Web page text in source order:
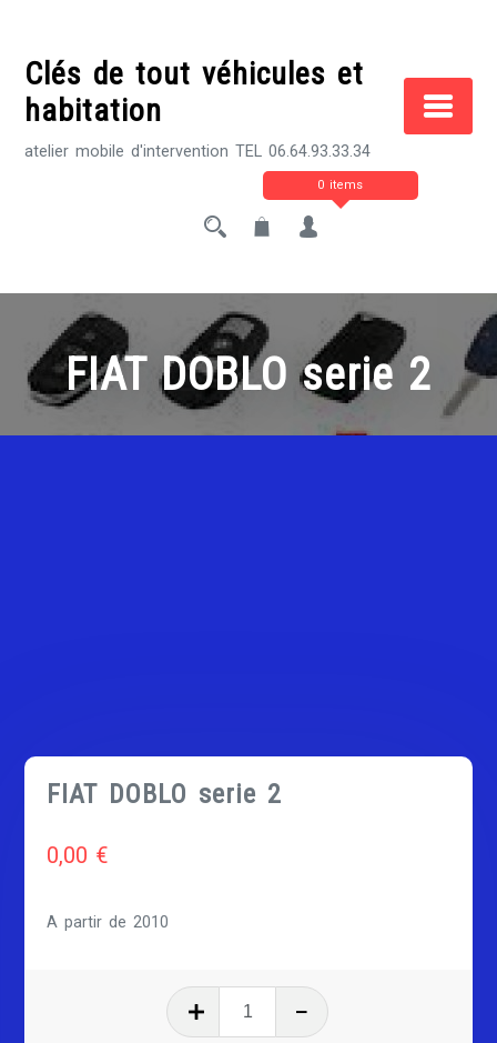
contentClés de tout véhicules et
habitation
atelier mobile d'intervention TEL 06.64.93.33.34
0 items
FIAT DOBLO serie 2
FIAT DOBLO serie 2
0,00 €
A partir de 2010
quantité